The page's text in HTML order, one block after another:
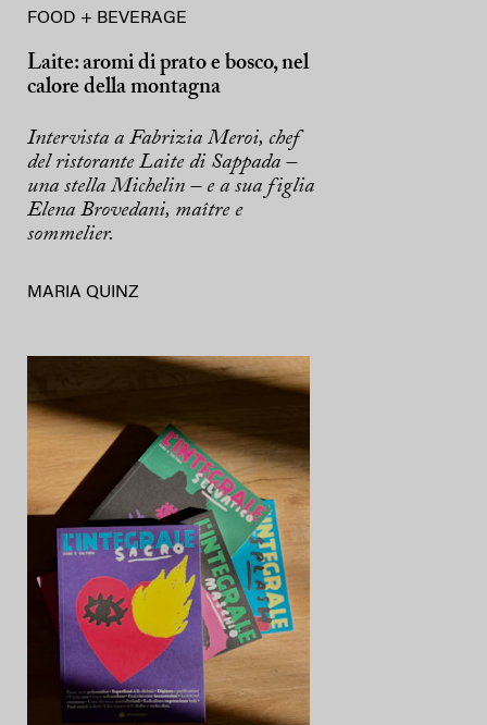
FOOD + BEVERAGE
Laite: aromi di prato e bosco, nel
calore della montagna
Intervista a Fabrizia Meroi, chef
del ristorante Laite di Sappada –
una stella Michelin – e a sua figlia
Elena Brovedani, maître e
sommelier.
MARIA QUINZ